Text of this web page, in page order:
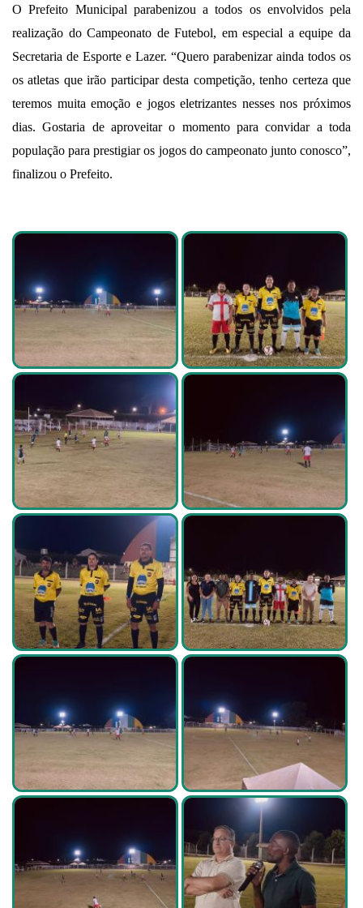
O Prefeito Municipal parabenizou a todos os envolvidos pela
realização do Campeonato de Futebol, em especial a equipe da
Secretaria de Esporte e Lazer. “Quero parabenizar ainda todos os
os atletas que irão participar desta competição, tenho certeza que
teremos muita emoção e jogos eletrizantes nesses nos próximos
dias. Gostaria de aproveitar o momento para convidar a toda
população para prestigiar os jogos do campeonato junto conosco”,
finalizou o Prefeito.